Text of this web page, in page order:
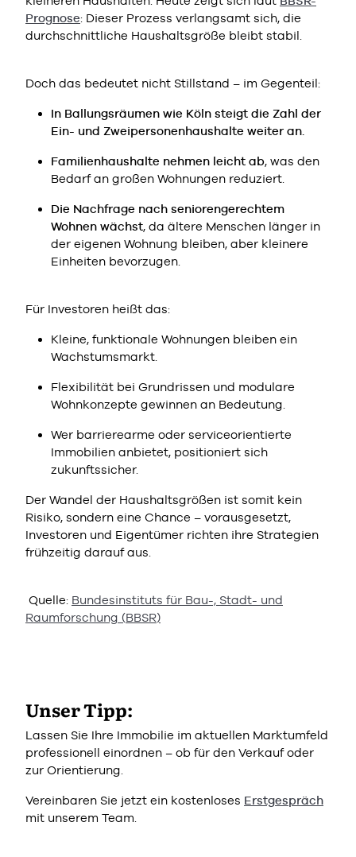
Prognose: Dieser Prozess verlangsamt sich, die
durchschnittliche Haushaltsgröße bleibt stabil.
Doch das bedeutet nicht Stillstand – im Gegenteil:
In Ballungsräumen wie Köln steigt die Zahl der
Ein- und Zweipersonenhaushalte weiter an.
Familienhaushalte nehmen leicht ab, was den
Bedarf an großen Wohnungen reduziert.
Die Nachfrage nach seniorengerechtem
Wohnen wächst, da ältere Menschen länger in
der eigenen Wohnung bleiben, aber kleinere
Einheiten bevorzugen.
Für Investoren heißt das:
Kleine, funktionale Wohnungen bleiben ein
Wachstumsmarkt.
Flexibilität bei Grundrissen und modulare
Wohnkonzepte gewinnen an Bedeutung.
Wer barrierearme oder serviceorientierte
Immobilien anbietet, positioniert sich
zukunftssicher.
Der Wandel der Haushaltsgrößen ist somit kein
Risiko, sondern eine Chance – vorausgesetzt,
Investoren und Eigentümer richten ihre Strategien
frühzeitig darauf aus.
Quelle: Bundesinstituts für Bau-, Stadt- und
Raumforschung (BBSR)
Unser Tipp:
Lassen Sie Ihre Immobilie im aktuellen Marktumfeld
professionell einordnen – ob für den Verkauf oder
zur Orientierung.
Vereinbaren Sie jetzt ein kostenloses Erstgespräch
mit unserem Team.